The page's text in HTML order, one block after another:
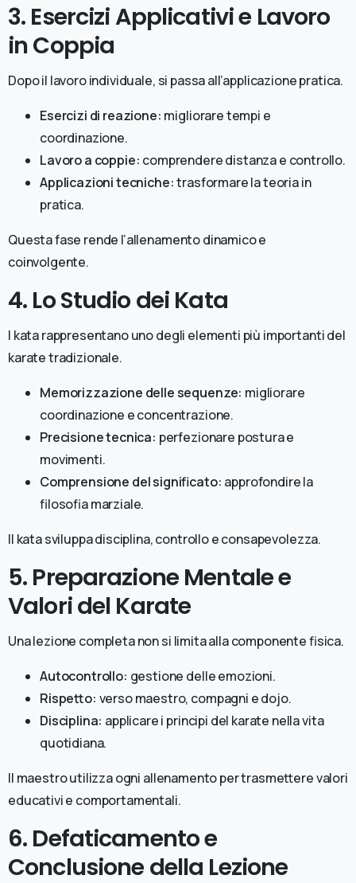
3. Esercizi Applicativi e Lavoro
in Coppia
Dopo il lavoro individuale, si passa all’applicazione pratica.
Esercizi di reazione: migliorare tempi e
coordinazione.
Lavoro a coppie: comprendere distanza e controllo.
Applicazioni tecniche:trasformare la teoria in
pratica.
Questa fase rende l’allenamento dinamico e
coinvolgente.
4. Lo Studio dei Kata
I kata rappresentano uno degli elementi più importanti del
karate tradizionale.
Memorizzazione delle sequenze: migliorare
coordinazione e concentrazione.
Precisione tecnica: perfezionare postura e
movimenti.
Comprensione del significato: approfondire la
filosofia marziale.
Il kata sviluppa disciplina, controllo e consapevolezza.
5. Preparazione Mentale e
Valori del Karate
Una lezione completa non si limita alla componente fisica.
Autocontrollo: gestione delle emozioni.
Rispetto: verso maestro, compagni e dojo.
Disciplina: applicare i principi del karate nella vita
quotidiana.
Il maestro utilizza ogni allenamento per trasmettere valori
educativi e comportamentali.
6. Defaticamento e
Conclusione della Lezione